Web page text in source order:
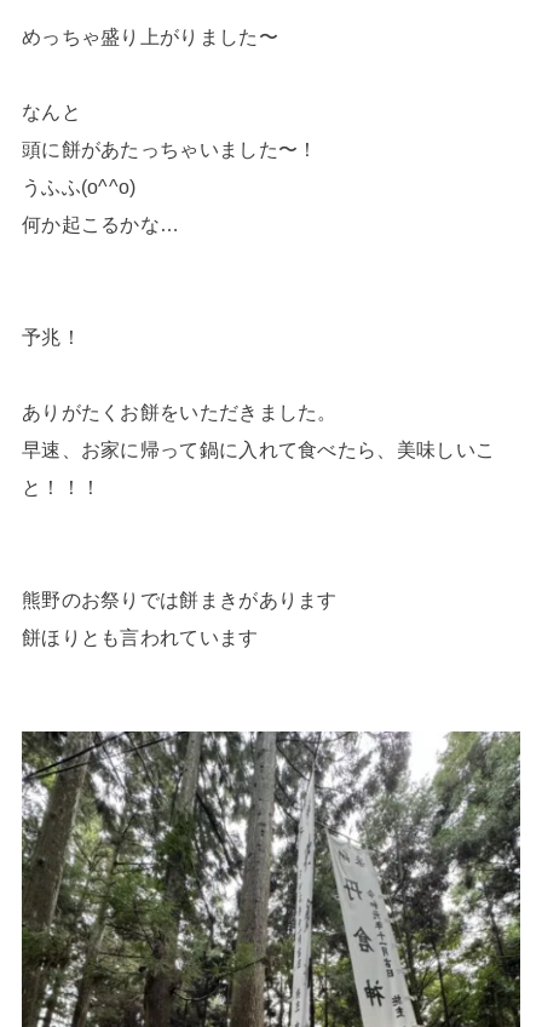
めっちゃ盛り上がりました〜
なんと
頭に餅があたっちゃいました〜！
うふふ(o^^o)
何か起こるかな…
予兆！
ありがたくお餅をいただきました。
早速、お家に帰って鍋に入れて食べたら、美味しいこ
と！！！
熊野のお祭りでは餅まきがあります
餅ほりとも言われています